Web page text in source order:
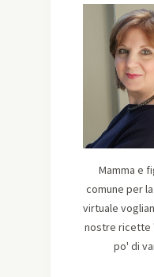
Mamma e
comune per
virtuale
nostre ricette
po' di